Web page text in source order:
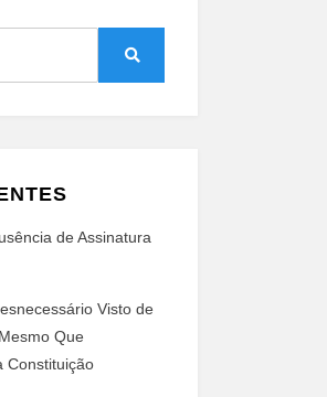
de Assinatura
Visto de
Que
Constituição